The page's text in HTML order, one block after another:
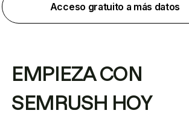
Acceso gratuito a más datos
EMPIEZA CON
SEMRUSH HOY